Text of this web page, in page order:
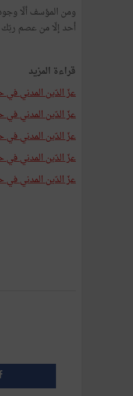
ومن المؤسف ألّا
أحد إلّا من عصم ربّك
قراءة المزيد
عزّ الدّين المدني في حديث رمضـــــان (1) :
عزّ الدّين المدني في حديث رمضـــــان (2) - ظروف البحث
عزّ الدّين المدني في حديث رمضـــــان (3) -
عزّ الدّين المدني في حديث رمضـــــان (4) -
عزّ الدّين المدني في حديث رمضـــــان (5) - مؤسّسو دولة تونس